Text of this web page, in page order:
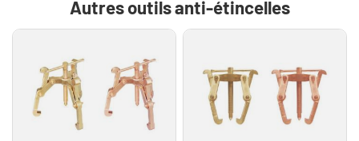
Autres outils anti-étincelles